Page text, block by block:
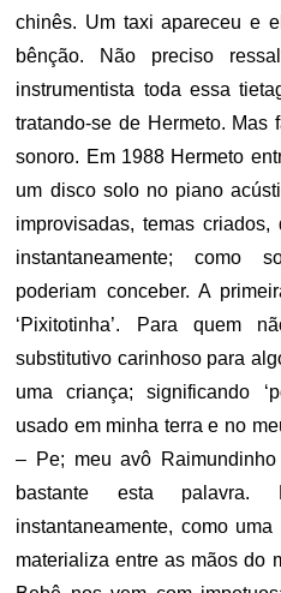
chinês. Um taxi apareceu e
bênção. Não preciso
instrumentista toda essa
tratando-se de Hermeto. Mas
sonoro. Em 1988 Hermeto
um disco solo no piano
improvisadas, temas
instantaneamente; como
poderiam conceber. A
‘Pixitotinha’. Para quem
substitutivo carinhoso para
uma criança; significando
usado em minha terra e no
– Pe; meu avô
bastante esta
instantaneamente, como
materializa entre as mãos do